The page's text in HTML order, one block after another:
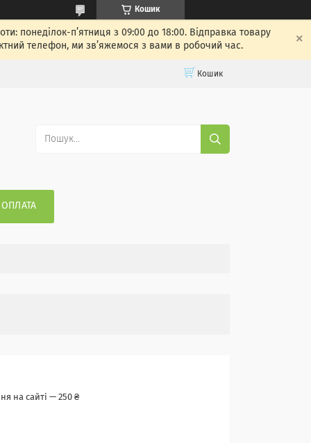
Кошик
понеділок-п’ятниця з 09:00 до 18:00. Відправка товару
телефон, ми зв’яжемося з вами в робочий час.
Кошик
на сайті — 250 ₴